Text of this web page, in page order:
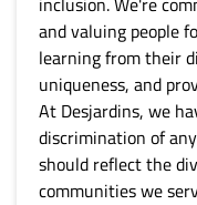
and valuing people
learning from their
uniqueness, and
At Desjardins, we
discrimination of
should reflect the
communities we